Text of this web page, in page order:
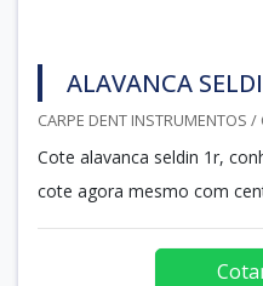
ALAVANCA
CARPE DENT INSTRUMENTOS /
Cote alavanca seldin 1r,
cote agora mesmo com